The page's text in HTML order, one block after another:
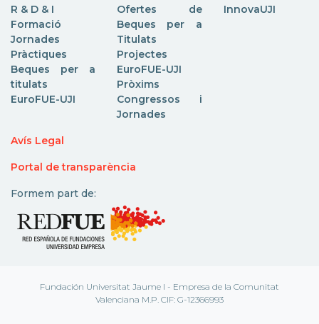
R & D & I
Formació
Jornades
Pràctiques
Beques per a
titulats
EuroFUE-UJI
Ofertes de
Beques per a
Titulats
Projectes
EuroFUE-UJI
Pròxims
Congressos i
Jornades
InnovaUJI
Avís Legal
Portal de transparència
Formem part de:
Fundación Universitat Jaume I - Empresa de la Comunitat
Valenciana M.P. CIF: G-12366993